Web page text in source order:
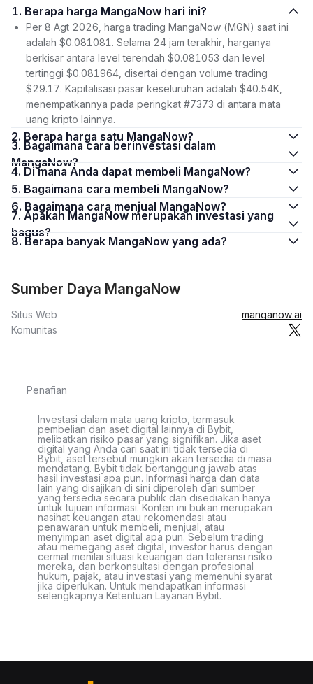
1. Berapa harga MangaNow hari ini?
Per 8 Agt 2026, harga trading MangaNow (MGN) saat ini
adalah $0.081081. Selama 24 jam terakhir, harganya
berkisar antara level terendah $0.081053 dan level
tertinggi $0.081964, disertai dengan volume trading
$29.17. Kapitalisasi pasar keseluruhan adalah $40.54K,
menempatkannya pada peringkat #7373 di antara mata
uang kripto lainnya.
2. Berapa harga satu MangaNow?
3. Bagaimana cara berinvestasi dalam
MangaNow?
4. Di mana Anda dapat membeli MangaNow?
5. Bagaimana cara membeli MangaNow?
6. Bagaimana cara menjual MangaNow?
7. Apakah MangaNow merupakan investasi yang
bagus?
8. Berapa banyak MangaNow yang ada?
Sumber Daya MangaNow
Situs Web
manganow.ai
Komunitas
Penafian
Investasi dalam mata uang kripto, termasuk
pembelian dan aset digital lainnya di Bybit,
melibatkan risiko pasar yang signifikan. Jika aset
digital yang Anda cari saat ini tidak tersedia di
Bybit, aset tersebut mungkin akan tersedia di masa
mendatang. Bybit tidak bertanggung jawab atas
hasil investasi apa pun. Informasi harga dan data
lain yang disajikan di sini diperoleh dari sumber
yang tersedia secara publik dan disediakan hanya
untuk tujuan informasi. Konten ini bukan merupakan
nasihat keuangan atau rekomendasi atau
penawaran untuk membeli, menjual, atau
menyimpan aset digital apa pun. Sebelum trading
atau memegang aset digital, investor harus dengan
cermat menilai situasi keuangan dan toleransi risiko
mereka, dan berkonsultasi dengan profesional
hukum, pajak, atau investasi yang memenuhi syarat
jika diperlukan. Untuk mendapatkan informasi
selengkapnya Ketentuan Layanan Bybit.